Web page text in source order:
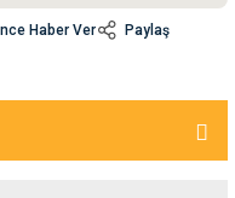
Haber Ver
Paylaş